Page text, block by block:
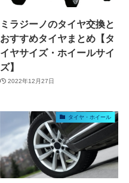
ミラジーノのタイヤ交換と
おすすめタイヤまとめ【タ
イヤサイズ・ホイールサイ
ズ】
2022年12月27日
タイヤ・ホイール